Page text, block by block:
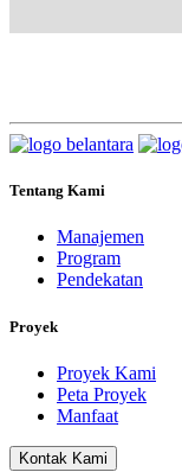
Tentang Kami
Manajemen
Program
Pendekatan
Proyek
Proyek Kami
Peta Proyek
Manfaat
Kontak Kami